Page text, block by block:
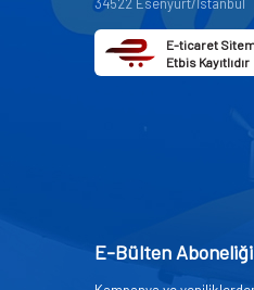
E-ticaret
Etbis Kayıtlıdır
E-Bülten Aboneliği